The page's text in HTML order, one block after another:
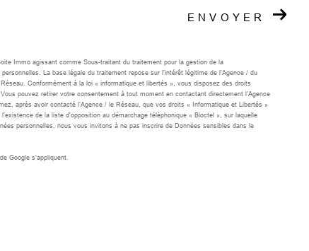
ENVOYER
Immo agissant comme Sous-traitant du traitement pour la gestion de la
La base légale du traitement repose sur l'intérêt légitime de l'Agence / du
Conformément à la loi « informatique et libertés », vous disposez des droits
pouvez retirer votre consentement à tout moment en contactant directement l’Agence
après avoir contacté l'Agence / le Réseau, que vos droits « Informatique et Libertés »
de la liste d'opposition au démarchage téléphonique « Bloctel », sur laquelle
personnelles, nous vous invitons à ne pas inscrire de Données sensibles dans le
Google s'appliquent.